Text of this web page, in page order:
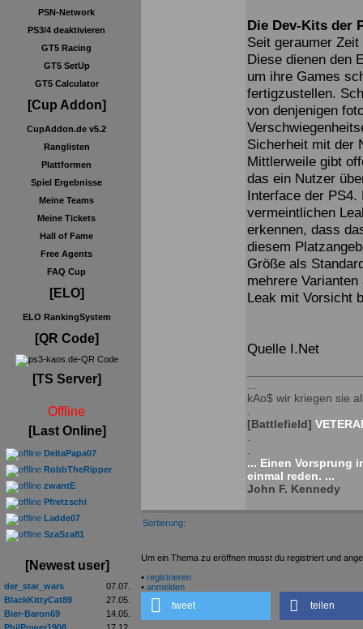
PSN-Network
PS3/4 deaktivieren
GT5 Racing
GT5 SetUp
GT5 Calculator
[Cup Addon]
CupAddon.de v5.2
Ranglisten
Plattformen
Spiel Ergebnisse
Meine Teams
Meine Tickets
Hall of Fame
Free Agents
FAQ Cup
[ELO]
ELO RankingSystem
[QR Code]
[TS Server]
Offline
[Last Online]
DeltaPapa07
RobbTheRipper
zwantE
Pfretzschi
Ladde07
SzaSza81
[Newest user]
der_star_wars
07.07.
BlackKittyCat89
27.05.
Bier-Baron69
14.05.
Die Dev-Kits der
Seit geraumer
Diese dienen den
um ihre Games
fertigzustellen.
von denjenigen
Sicherheit mit der
Mittlerweile gibt
das ein Nutzer
Interface der PS4.
vermeintlichen
erkennen, dass
diesem
Größe als
mehrere
Leak mit Vorsicht
Quelle I.Net
kAo$ wir kriegen sie
[Battlefield]
... Einen Vorsprung
einmal reden. ...
John F. Kennedy
Sortierung:
Um ein Thema zu eröffnen musst du registriert und
• registrieren
• anmelden
tweet teilen